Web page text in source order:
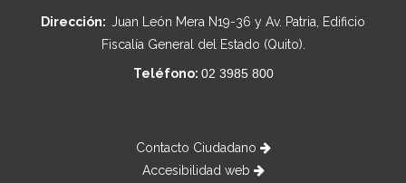
Dirección: Juan León Mera N19-36 y Av. Patria, Edificio
Fiscalía General del Estado (Quito).
Teléfono: 02 3985 800
Contacto Ciudadano
Accesibilidad web